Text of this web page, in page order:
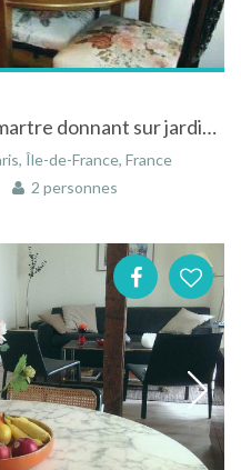
Appartement à Paris-Montmartre donnant sur jardin et atelier
Île-de-France, France
2 personnes